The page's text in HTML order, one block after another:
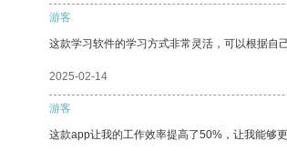
游客
这款学习软件的学习方式非常灵活，可以根据自
2025-02-14
游客
这款app让我的工作效率提高了50%，让我能够